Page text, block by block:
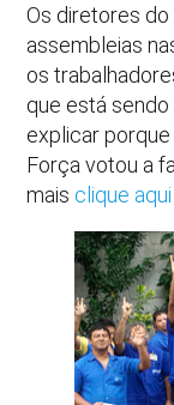
Os diretores
assembleias
os
que está
explicar
Força votou a
mais clique